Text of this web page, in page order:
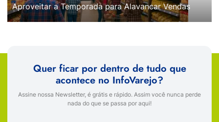
Aproveitar a Temporada para Alavancar Vendas
Quer ficar por dentro de tudo que
acontece no InfoVarejo?
Assine nossa Newsletter, é grátis e rápido. Assim você nunca perde
nada do que se passa por aqui!